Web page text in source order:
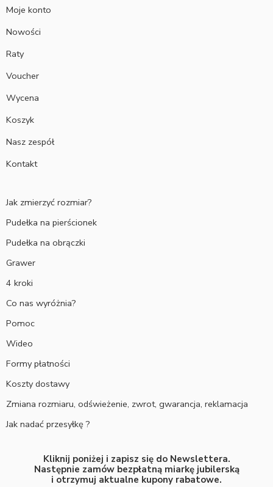
Moje konto
Nowości
Raty
Voucher
Wycena
Koszyk
Nasz zespół
Kontakt
Jak zmierzyć rozmiar?
Pudełka na pierścionek
Pudełka na obrączki
Grawer
4 kroki
Co nas wyróżnia?
Pomoc
Wideo
Formy płatności
Koszty dostawy
Zmiana rozmiaru, odświeżenie, zwrot, gwarancja, reklamacja
Jak nadać przesyłkę ?
Kliknij poniżej i zapisz się do Newslettera.
Następnie zamów bezpłatną miarkę jubilerską
i otrzymuj aktualne kupony rabatowe.